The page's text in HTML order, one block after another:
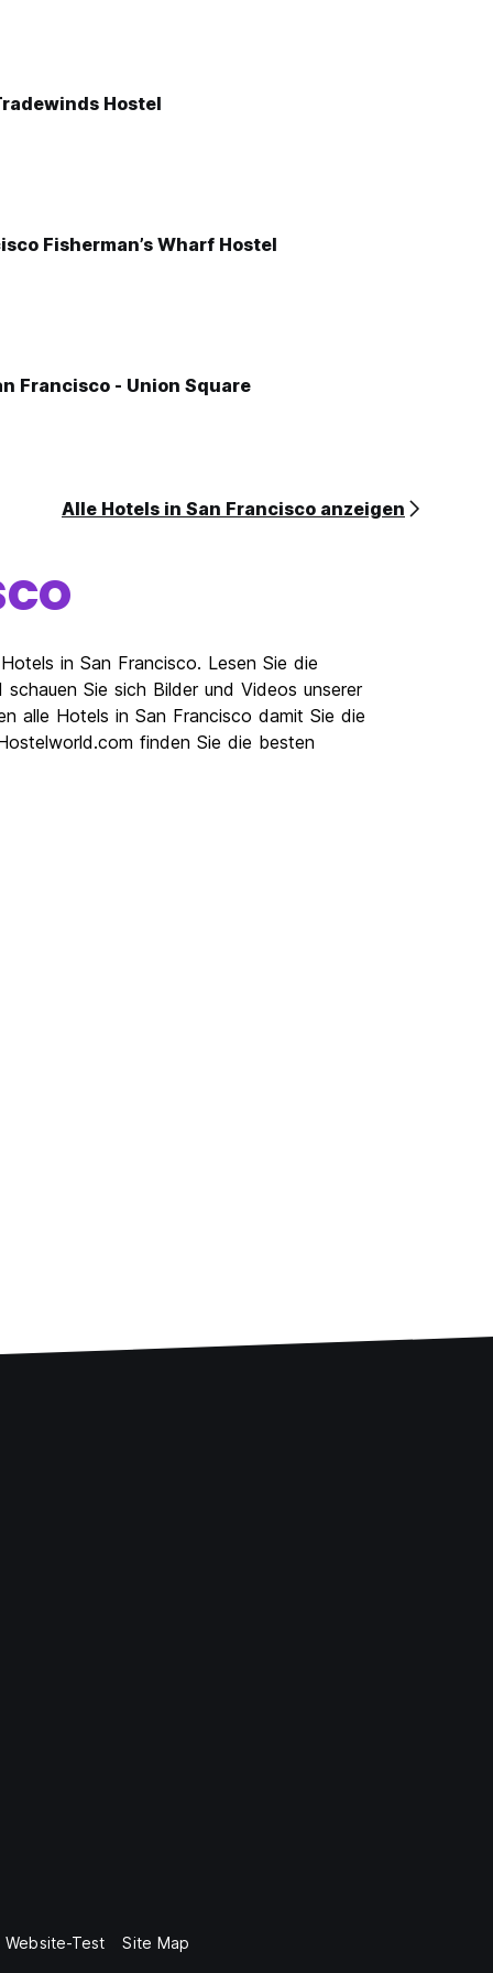
Hostel
Fisherman’s Wharf Hostel
Francisco - Union Square
Alle Hotels in San Francisco anzeigen
in San Francisco. Lesen Sie die
Sie sich Bilder und Videos unserer
alle Hotels in San Francisco damit Sie die
finden Sie die besten
Website-Test Site Map